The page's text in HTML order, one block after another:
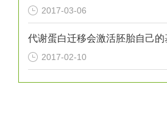
2017-03-06
代谢蛋白迁移会激活胚胎自己的
2017-02-10